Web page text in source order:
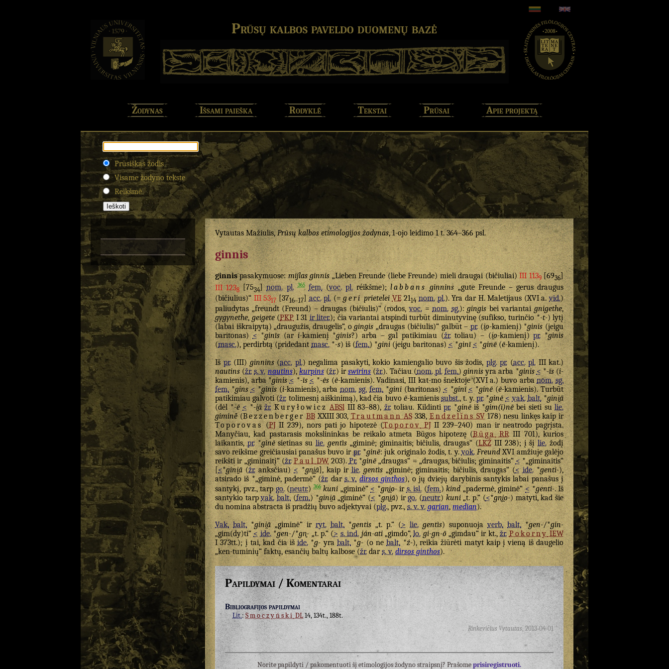
Prūsų kalbos paveldo duomenų bazė
Žodynas Išsami paieška Rodyklė Tekstai Prūsai Apie projektą
Prūsiškas žodis
Visame žodyno tekste
Reikšmė
Vytautas Mažiulis,Prūsų kalbos etimologijos žodynas, 1-ojo leidimo 1 t. 364–366 psl.
ginnis
ginnispasakymuose:mijlas ginnis„Lieben Freunde (liebe Freunde) mieli draugai (bičiuliai)III 1139[6936]
III 1238[7534]nom. pl. 365 fem.(voc. pl.réikšme);labbans ginnins„gute Freunde – gerus draugus
(bičiulius)“III 5317[3716–17]acc. pl.(=geri prietelei VE2114 nom. pl.). Yra dar H. Maletijaus (XVI a.vid.)
paliudytas „freundt (Freund) – draugas (bičiulis)“ (rodos,voc.=nom. sg.):gingisbei variantaignigethe,
gygynethe,geigete(PKPI 31ir liter.); čia variantai atspindi turbūt diminutyvinę (sufikso, turinčio *-t-) lytį
(labai iškraipytą) „draugužis, draugelis“, ogingis„draugas (bičiulis)“ galbūt –pr.(i̯o-kamienį) *ginis(jeigu
baritonas)<*ginīs(ari-kamienį *ginis?) arba – gal patikimiau (žr.toliau) – (i̯o-kamienį)pr.*ginis
(masc.), perdirbtą (pridedantmasc.*-s) iš (fem.) *gini(jeigu baritonas)<*ginī <*ginē(ē-kamienį).
Išpr.(III)ginnins(acc. pl.) negalima pasakyti, kokio kamiengalio buvo šis žodis,plg. pr.(acc. pl.III kat.)
nautins(žr. s. v. nautins),kurpins(žr.) irswīrins(žr.). Tačiau (nom. pl. fem.)ginnisyra arba *ginis <*-īs(i-
kamienis), arba *ginis <*-īs <*-ēs(ē-kamienis). Vadinasi, III kat-mo šnektoje (XVI a.) buvo arbanom. sg.
fem.*gins < *ginis(i-kamienis), arbanom. sg. fem.*gini(baritonas)< *ginī <*ginē(ē-kamienis). Turbūt
patikimiau galvoti (žr.tolimesnį aiškinimą), kad čia buvo ē-kamienissubst., t. y.pr.*ginē < vak. balt.*gini̯ā
(dėl *-ē <*-i̯ā žr. Kuryłowicz ABSlIII 83–88),žr.toliau. Kildintipr.*ginēiš *gim(i)nēbei sieti sulie.
giminė̃(Bezzenberger BBXXIII 303,TrautmannAS338,EndzelīnsSV178) nesu linkęs kaip ir
Toporovas(PJII 239), nors pati jo hipotezė (ToporovPJII 239–240) man ir neatrodo pagrįsta.
Manyčiau, kad pastarasis mokslininkas be reikalo atmeta Būgos hipotezę (BūgaRRIII 701), kurios
laikantis,pr.*ginēsietinas sulie. gentìs„giminė; giminaitis; bičiulis, draugas“ (LKŽIII 238); į šįlie.žodį
savo reikšme greičiausiai panašus buvo irpr.*ginē: juk originalo žodis, t. y.vok. FreundXVI amžiuje galėjo
reikšti ir „giminaitį“ (žr. PaulDW203).Pr.*ginē „draugas“ = „draugas, bičiulis; giminaitis“<*„giminaitis“
[<*gini̯ā(žr.anksčiau)<*gn̥i̯ā], kaip ir lie. gentìs„giminė; giminaitis; bičiulis, draugas“ (< ide.*genti-),
atsirado iš *„giminė, padermė“ (žr.dars. v. dirsos ginthos), o jų dviejų darybinis santykis labai panašus į
santykį, pvz., tarpgo.(neutr.)366 kuni „giminė“<*gn̥i̯o-irs. isl.(fem.)kind„padermė, giminė“<*genti-. Iš
santykio tarpvak. balt.(fem.) *gini̯ā„giminė“ (<*gn̥i̯ā) irgo.(neutr.)kuni„t. p.“ (<*gn̥i̯o-) matyti, kad šie
du nomina abstracta iš pradžių buvo adjektyvai (plg., pvz.,s. v. v. garian,median).
Vak. balt.*gini̯ā„giminė“ irryt. balt. *gentis„t. p.“ (> lie. gentìs) suponuojaverb. balt.*gen-/*gin-
„gim(dy)ti“< ide.*gen-/*gn̥-„t. p.“ (> s. ind. ján-ati„gimdo“,lo. gi-gn-ō„gimdau“ ir kt.,žr. PokornyIEW
I 373tt.); į tai, kad čia išide.*g-yrabalt.*g-(o nebalt. *ź-), reikia žiūrėti matyt kaip į vieną iš daugelio
„ken-tuminių“ faktų, esančių baltų kalbose (žr.dars. v. dirsos ginthos).
Papildymai / Komentarai
Bibliografijos papildymai
Lit.:SmoczyńskiDL14, 134t., 188t.
Rinkevičius Vytautas,2013-04-01
Norite papildyti / pakomentuoti šį etimologijos žodyno straipsnį? Prašomeprisiregistruoti.